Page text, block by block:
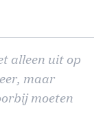
alleen uit op
maar
moeten